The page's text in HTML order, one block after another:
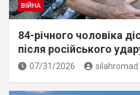
ВІЙНА
84-річного чоловіка
пiсля росiйського
07/31/2026 silahromad